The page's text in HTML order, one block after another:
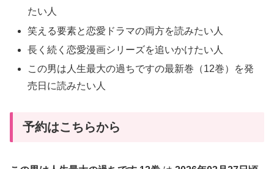
たい人
笑える要素と恋愛ドラマの両方を読みたい人
長く続く恋愛漫画シリーズを追いかけたい人
この男は人生最大の過ちですの最新巻（12巻）を発
売日に読みたい人
予約はこちらから